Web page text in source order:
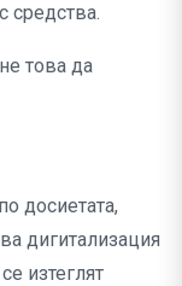
средства.
това да
досиетата,
дигитализация
изтеглят